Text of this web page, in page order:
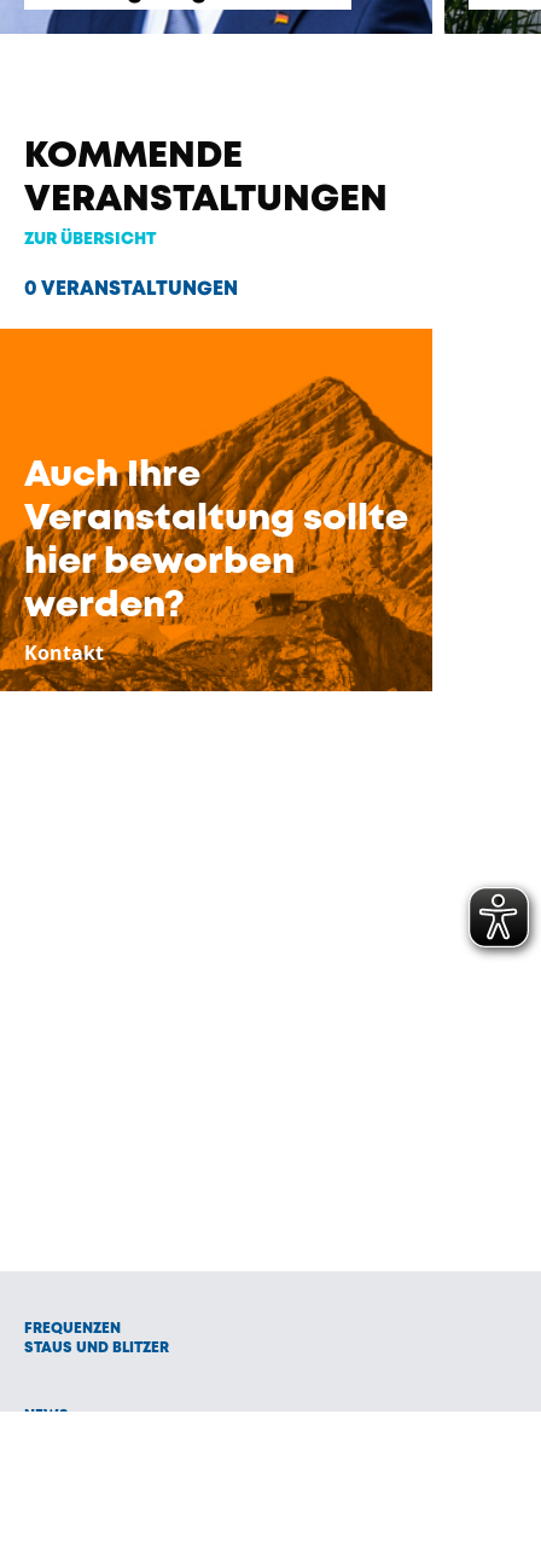
KOMMENDE
VERANSTALTUNGEN
ZUR ÜBERSICHT
0 VERANSTALTUNGEN
Auch Ihre
Veranstaltung sollte
hier beworben
werden?
Kontakt
FREQUENZEN
STAUS UND BLITZER
NEWS